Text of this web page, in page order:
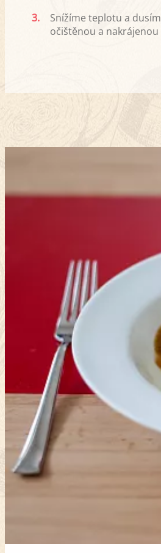
3.
Snížíme teplotu a
očištěnou a